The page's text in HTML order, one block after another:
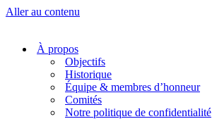
Aller au contenu
À propos
Objectifs
Historique
Équipe & membres d’honneur
Comités
Notre politique de confidentialité